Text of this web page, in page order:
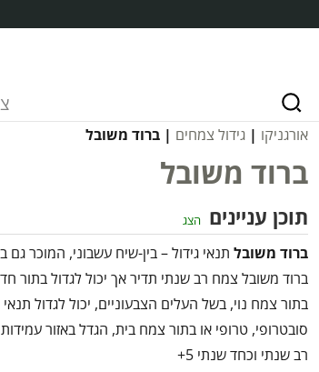
אורגניקו | גידול צמחים | ברוד משובל
ברוד משובל
תוכן עניינים הצג
ברוד משובל תנאי גידול – בין-שיח עשבוני, המוכר
ברוד משובל צמח רב שנתי תדיר אך יכול לגדול בתור
בתור צמח נוי, בשל העלים הצבעוניים, יכול לגדול תנאי
רב שנתי וכחד שנתי 5+